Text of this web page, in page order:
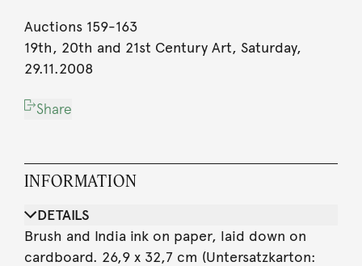
Auctions 159-163
19th, 20th and 21st Century Art, Saturday,
29.11.2008
Share
INFORMATION
DETAILS
Brush and India ink on paper, laid down on
cardboard. 26,9 x 32,7 cm (Untersatzkarton: